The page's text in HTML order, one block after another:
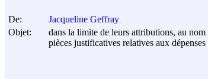
De:
Jacqueline Geffray
Objet:
dans la limite de leurs attributions, au
pièces justificatives relatives aux